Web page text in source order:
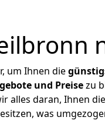
um Ihnen die
und Preisezu
daran, Ihnen
was